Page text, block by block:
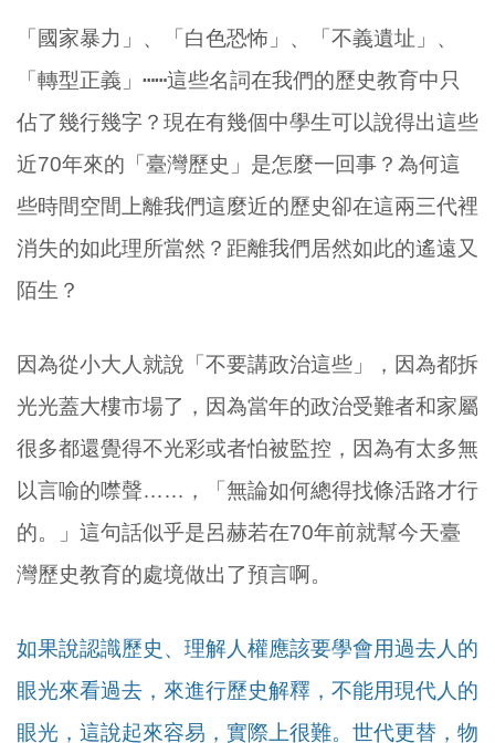
「國家暴力」、「白色恐怖」、「不義遺址」、
「轉型正義」⋯⋯這些名詞在我們的歷史教育中只
佔了幾行幾字？現在有幾個中學生可以說得出這些
近70年來的「臺灣歷史」是怎麼一回事？為何這
些時間空間上離我們這麼近的歷史卻在這兩三代裡
消失的如此理所當然？距離我們居然如此的遙遠又
陌生？
因為從小大人就說「不要講政治這些」，因為都拆
光光蓋大樓市場了，因為當年的政治受難者和家屬
很多都還覺得不光彩或者怕被監控，因為有太多無
以言喻的噤聲……，「無論如何總得找條活路才行
的。」這句話似乎是呂赫若在70年前就幫今天臺
灣歷史教育的處境做出了預言啊。
如果說認識歷史、理解人權應該要學會用過去人的
眼光來看過去，來進行歷史解釋，不能用現代人的
眼光，這說起來容易，實際上很難。世代更替，物